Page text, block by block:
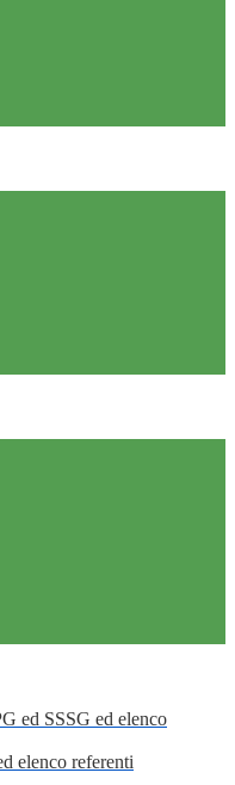
ed SSSG ed elenco
elenco referenti